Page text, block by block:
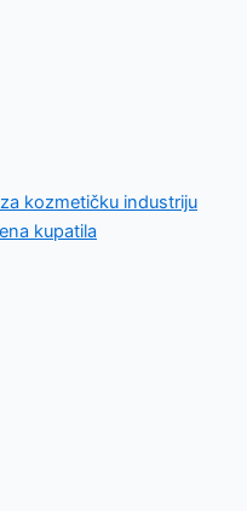
kozmetičku industriju
kupatila